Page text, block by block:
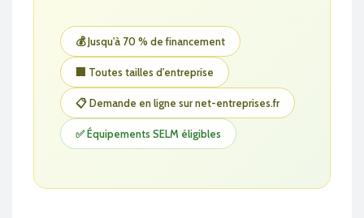
💰 Jusqu'à 70 % de financement
🏢 Toutes tailles d'entreprise
📋 Demande en ligne sur net-entreprises.fr
✅ Équipements SELM éligibles